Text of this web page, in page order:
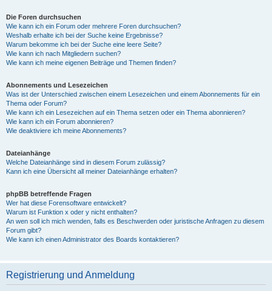
Die Foren durchsuchen
Wie kann ich ein Forum oder mehrere Foren durchsuchen?
Weshalb erhalte ich bei der Suche keine Ergebnisse?
Warum bekomme ich bei der Suche eine leere Seite?
Wie kann ich nach Mitgliedern suchen?
Wie kann ich meine eigenen Beiträge und Themen finden?
Abonnements und Lesezeichen
Was ist der Unterschied zwischen einem Lesezeichen und einem Abonnements für ein
Thema oder Forum?
Wie kann ich ein Lesezeichen auf ein Thema setzen oder ein Thema abonnieren?
Wie kann ich ein Forum abonnieren?
Wie deaktiviere ich meine Abonnements?
Dateianhänge
Welche Dateianhänge sind in diesem Forum zulässig?
Kann ich eine Übersicht all meiner Dateianhänge erhalten?
phpBB betreffende Fragen
Wer hat diese Forensoftware entwickelt?
Warum ist Funktion x oder y nicht enthalten?
An wen soll ich mich wenden, falls es Beschwerden oder juristische Anfragen zu diesem
Forum gibt?
Wie kann ich einen Administrator des Boards kontaktieren?
Registrierung und Anmeldung